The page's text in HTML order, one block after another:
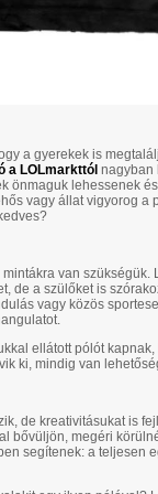
a gyerekek is
a LOLmarkttól nagyban
önmaguk lehessenek
vagy állat vigyorog a
van szükségük.
de a szülőket is
vagy közös
ellátott pólót
ki, mindig van
de kreativitásukat is
bővüljön, megéri
segítenek: a teljesen